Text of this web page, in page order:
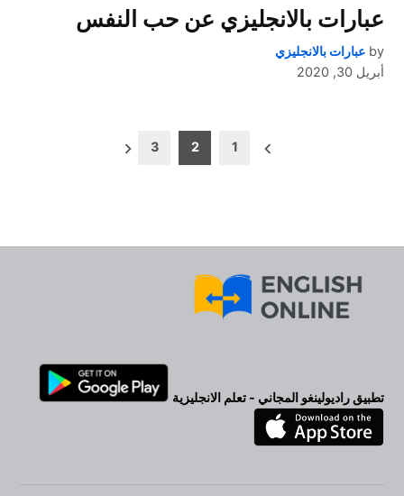
عبارات بالانجليزي عن حب النفس
by عبارات بالانجليزي
أبريل 30, 2020
1
2
3
تطبيق راديولينغو المجاني - تعلم الانجليزية